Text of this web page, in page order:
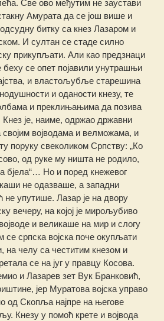
Све ово међутим не заустави
Амурата да се још више и
битку са кнез Лазаром и
И султан се стаде силно
прикупљати. Али као предзнаци
беху се опет појавили унутрашњи
и властољубље старешина
и оданости кнезу, те
и преклињањима да позива
је, наиме, одржао државни
војводама и велможама, и
поруку свеколиком Српству: „Ко
од руке му ништа не родило,
бјела“… Но и поред кнежевог
не одазваше, а западни
не упутише. Лазар је на двору
вечеру, на којој је мирољубиво
и великаше на мир и слогу
се српска војска поче окупљати
на челу са честитим кнезом и
се на југ у правцу Косова.
и Лазарев зет Вук Бранковић,
јер Муратова војска управо
од Скопља најпре на његове
Кнезу у помоћ крете и војвода